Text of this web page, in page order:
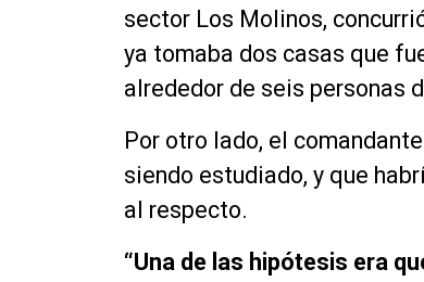
sector Los Molinos,
ya tomaba dos casas que
alrededor de seis personas
Por otro lado, el
siendo estudiado, y que
al respecto.
“Una de las hipótesis era